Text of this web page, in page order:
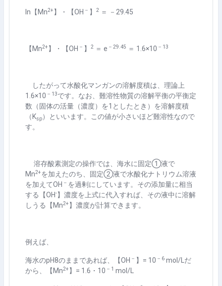
ln 【 Mn2+ 】・【OH － 】 2 ＝ － 29.45
【 Mn2+ 】・【OH － 】 2 ＝ e － 29.45 ＝ 1.6×10 － 13
したがって水酸化マンガンの溶解度積は、理論上
1.6×10 － 13です。なお、難溶性物質の溶解平衡の平衡定
数（固体の活量（濃度）を1 としたとき）を溶解度積
（ Ksp）といいます。この値が小さいほど難溶性なので
す。
溶存酸素測定の操作では、海水に固定①液で
Mn2+を加えたのち、固定②液で水酸化ナトリウム溶液
を加えてOH － を過剰にしています。その添加量に相当
する【OH-】濃度を上式に代入すれば、その液中に溶解
しうる【 Mn2+ 】濃度が計算できます。
例えば、
海水のpH8のままであれば、【OH － 】 = 10 － 6 mol/L だ
から、【 Mn2+ 】 = 1.6 ・ 10 － 1 mol/L